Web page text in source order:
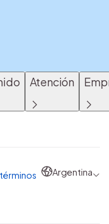
Atención
Argentina